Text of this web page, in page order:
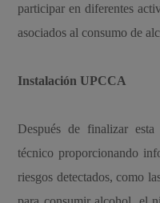
participar en diferentes
asociados al consumo de
Instalación UPCCA
Después de finalizar
técnico proporcionando
riesgos detectados, como